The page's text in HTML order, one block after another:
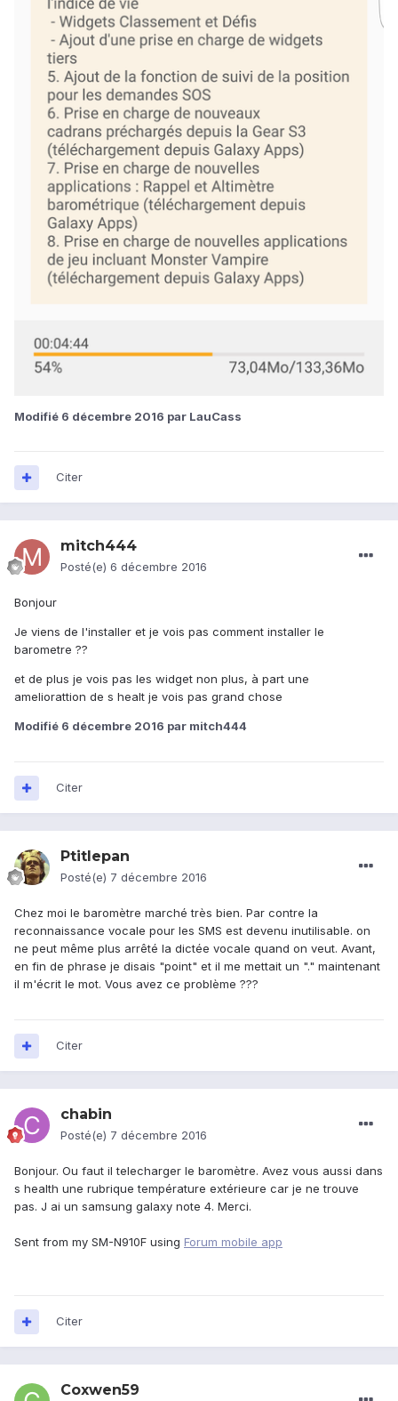
Modifié 6 décembre 2016 par LauCass
Citer
mitch444
Posté(e) 6 décembre 2016
Bonjour
Je viens de l'installer et je vois pas comment installer le
barometre ??
et de plus je vois pas les widget non plus, à part une
ameliorattion de s healt je vois pas grand chose
Modifié 6 décembre 2016 par mitch444
Citer
Ptitlepan
Posté(e) 7 décembre 2016
Chez moi le baromètre marché très bien. Par contre la
reconnaissance vocale pour les SMS est devenu inutilisable. on
ne peut même plus arrêté la dictée vocale quand on veut. Avant,
en fin de phrase je disais "point" et il me mettait un "." maintenant
il m'écrit le mot. Vous avez ce problème ???
Citer
chabin
Posté(e) 7 décembre 2016
Bonjour. Ou faut il telecharger le baromètre. Avez vous aussi dans
s health une rubrique température extérieure car je ne trouve
pas. J ai un samsung galaxy note 4. Merci.
Sent from my SM-N910F using Forum mobile app
Citer
Coxwen59